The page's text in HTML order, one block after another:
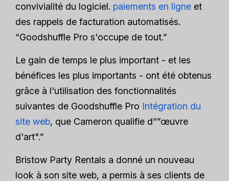
convivialité du logiciel. paiements en ligne et
des rappels de facturation automatisés.
“Goodshuffle Pro s'occupe de tout.”
Le gain de temps le plus important - et les
bénéfices les plus importants - ont été obtenus
grâce à l'utilisation des fonctionnalités
suivantes de Goodshuffle Pro Intégration du
site web, que Cameron qualifie d“”œuvre
d'art".”
Bristow Party Rentals a donné un nouveau
look à son site web, a permis à ses clients de